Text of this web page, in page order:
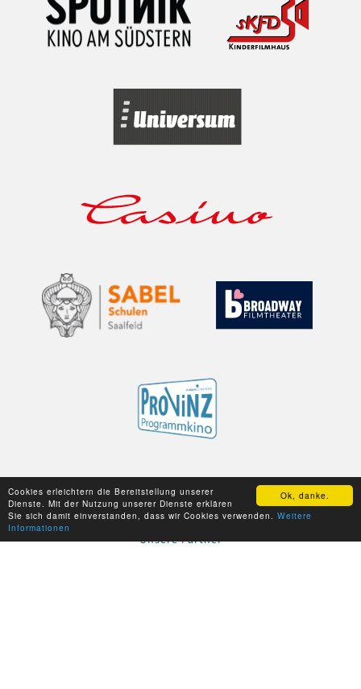
Ok, danke.
Cookies erleichtern die Bereitstellung unserer
Dienste. Mit der Nutzung unserer Dienste erklären
Sie sich damit einverstanden, dass wir Cookies verwenden. Weitere
Informationen
Unsere Partner